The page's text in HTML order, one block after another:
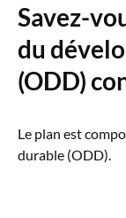
Savez-
du
(ODD)
Le plan est
durable (ODD).